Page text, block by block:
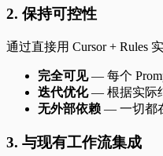
2. 保持可控性
通过直接用 Cursor + Rules
完全可见— 每个
迭代优化— 根据实际
无外部依赖 — 一切都
3. 与现有工作流集成